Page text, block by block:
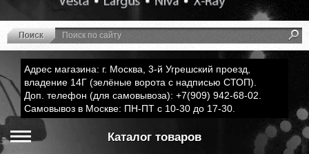
Адрес магазина: г. Москва, 3-й Угрешский проезд,
владение 14Г (зелёные ворота с надписью СТОП).
Доп. телефон (для самовывоза): +7(909) 942-68-02.
Самовывоз в Москве: ПН-ПТ с 10-30 до 17-30.
Каталог товаров